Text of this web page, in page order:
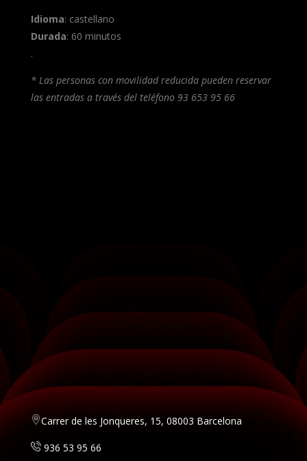
Idioma: castellano
Durada: 60 minutos
.
* Las personas con movilidad reducida pueden reservar
las entradas a través del teléfono 93 653 95 66
Carrer de les Jonqueres, 15, 08003 Barcelona
936 53 95 66